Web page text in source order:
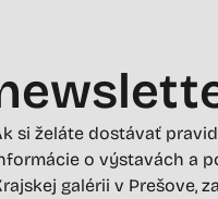
si želáte dostávať
o výstavách a
galérii v Prešove,